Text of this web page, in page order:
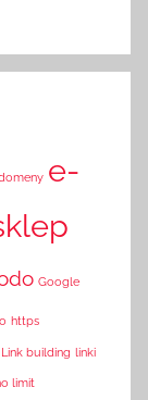
e-
Google
https
Link building linki
limit